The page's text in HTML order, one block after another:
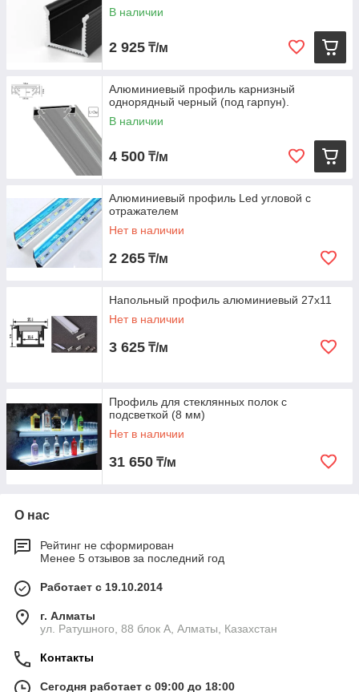
В наличии
2 925 ₸/м
Алюминиевый профиль карнизный
однорядный черный (под гарпун).
В наличии
4 500 ₸/м
Алюминиевый профиль Led угловой c
отражателем
Нет в наличии
2 265 ₸/м
Напольный профиль алюминиевый 27х11
Нет в наличии
3 625 ₸/м
Профиль для стеклянных полок с
подсветкой (8 мм)
Нет в наличии
31 650 ₸/м
О нас
Рейтинг не сформирован
Менее 5 отзывов за последний год
Работает с 19.10.2014
г. Алматы
ул. Ратушного, 88 блок A, Алматы, Казахстан
Контакты
Сегодня работает с 09:00 до 18:00